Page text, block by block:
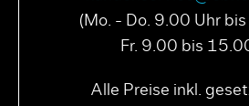
(Mo. - Do. 9.00 Uhr
Fr. 9.00 bis
Alle Preise inkl.